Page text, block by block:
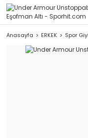
Anasayfa ERKEK Spor